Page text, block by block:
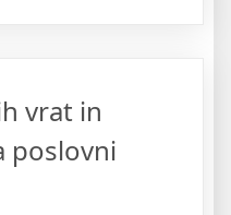
in
kljuke
vrat in
poslovni